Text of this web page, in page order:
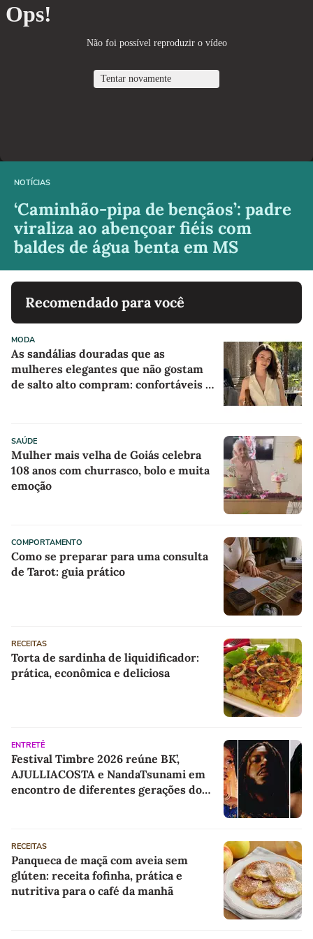
NOTÍCIAS
‘Caminhão-pipa de bençãos’: padre
viraliza ao abençoar fiéis com
baldes de água benta em MS
Recomendado para você
MODA
As sandálias douradas que as
mulheres elegantes que não gostam
de salto alto compram: confortáveis e
SAÚDE
Mulher mais velha de Goiás celebra
108 anos com churrasco, bolo e muita
emoção
COMPORTAMENTO
Como se preparar para uma consulta
de Tarot: guia prático
RECEITAS
Torta de sardinha de liquidificador:
prática, econômica e deliciosa
ENTRETÊ
Festival Timbre 2026 reúne BK’,
AJULLIACOSTA e NandaTsunami em
encontro de diferentes gerações do
RECEITAS
Panqueca de maçã com aveia sem
glúten: receita fofinha, prática e
nutritiva para o café da manhã